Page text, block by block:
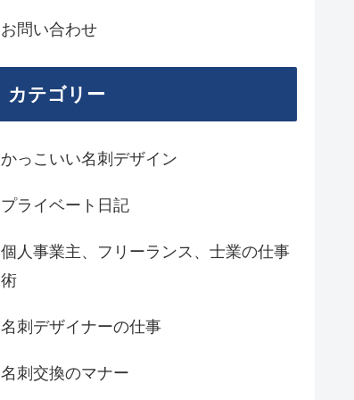
お問い合わせ
カテゴリー
かっこいい名刺デザイン
プライベート日記
個人事業主、フリーランス、士業の仕事
術
名刺デザイナーの仕事
名刺交換のマナー